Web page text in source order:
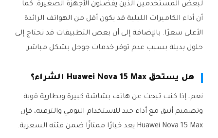
لبعض المستخدمين الذين يفضلون الأجهزة الصغيرة. كما
أن أداء الكاميرات الليلية قد يكون أقل من الهواتف الرائدة
الأعلى سعرًا. بالإضافة إلى أن بعض التطبيقات قد تحتاج إلى
حلول بديلة بسبب عدم توفر خدمات جوجل بشكل مباشر.
هل يستحق Huawei Nova 15 Max الشراء؟
نعم، إذا كنت تبحث عن هاتف بشاشة كبيرة وبطارية قوية
وتصميم أنيق مع أداء جيد للاستخدام اليومي والترفيه، فإن
Huawei Nova 15 Max يعد خيارًا ممتازًا ضمن فئته السعرية.